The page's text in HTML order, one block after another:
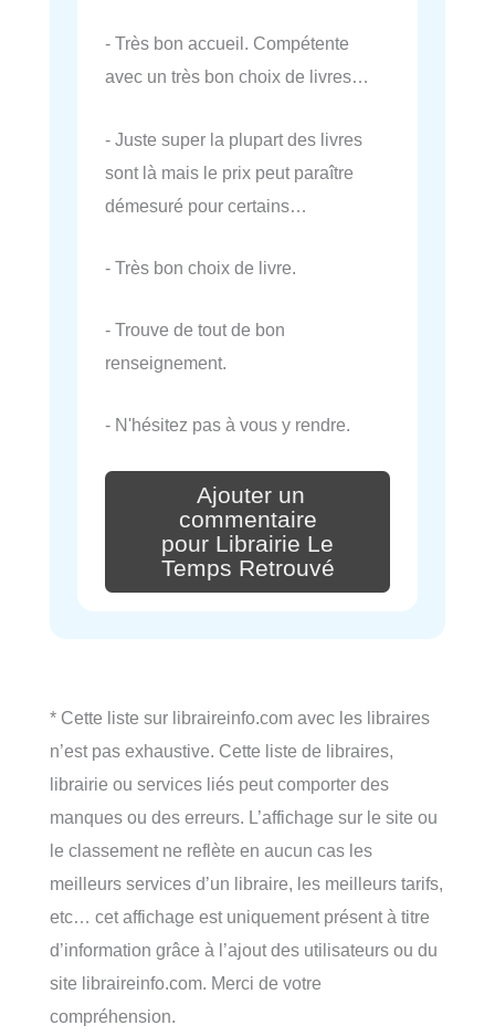
- Très bon accueil. Compétente
avec un très bon choix de livres…
- Juste super la plupart des livres
sont là mais le prix peut paraître
démesuré pour certains…
- Très bon choix de livre.
- Trouve de tout de bon
renseignement.
- N'hésitez pas à vous y rendre.
Ajouter un
commentaire
pour Librairie Le
Temps Retrouvé
* Cette liste sur libraireinfo.com avec les libraires
n’est pas exhaustive. Cette liste de libraires,
librairie ou services liés peut comporter des
manques ou des erreurs. L’affichage sur le site ou
le classement ne reflète en aucun cas les
meilleurs services d’un libraire, les meilleurs tarifs,
etc… cet affichage est uniquement présent à titre
d’information grâce à l’ajout des utilisateurs ou du
site libraireinfo.com. Merci de votre
compréhension.